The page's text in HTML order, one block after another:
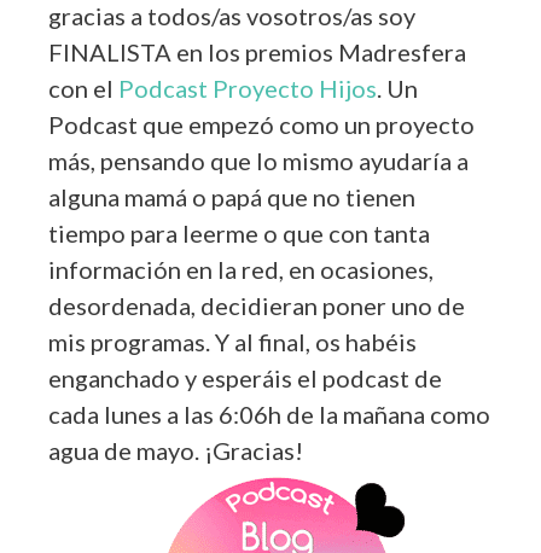
gracias a todos/as vosotros/as soy
FINALISTA en los premios Madresfera
con el Podcast Proyecto Hijos. Un
Podcast que empezó como un proyecto
más, pensando que lo mismo ayudaría a
alguna mamá o papá que no tienen
tiempo para leerme o que con tanta
información en la red, en ocasiones,
desordenada, decidieran poner uno de
mis programas. Y al final, os habéis
enganchado y esperáis el podcast de
cada lunes a las 6:06h de la mañana como
agua de mayo. ¡Gracias!